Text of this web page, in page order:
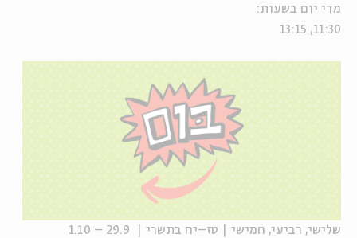
מדי יום בשעות:
11:30, 13:15
שלישי, רביעי, חמישי | טז–יח בתשרי | 29.9 – 1.10